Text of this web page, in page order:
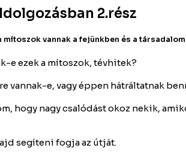
2.rész
mítoszok vannak a fejünkben és a
e ezek a mítoszok, tévhitek?
vannak-e, vagy éppen hátráltatnak
hogy nagy csalódást okoz nekik,
segíteni fogja az útját.